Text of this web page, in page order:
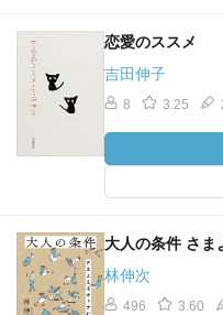
恋愛のススメ
吉田伸子
8 3.25
大人の条件 さま
林伸次
496 3.60